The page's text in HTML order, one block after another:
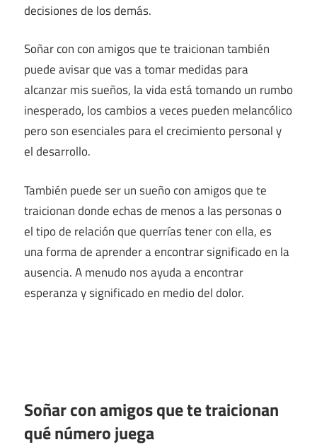
decisiones de los demás.
Soñar con con amigos que te traicionan también
puede avisar que vas a tomar medidas para
alcanzar mis sueños, la vida está tomando un rumbo
inesperado, los cambios a veces pueden melancólico
pero son esenciales para el crecimiento personal y
el desarrollo.
También puede ser un sueño con amigos que te
traicionan donde echas de menos a las personas o
el tipo de relación que querrías tener con ella, es
una forma de aprender a encontrar significado en la
ausencia. A menudo nos ayuda a encontrar
esperanza y significado en medio del dolor.
Soñar con amigos que te traicionan
qué número juega